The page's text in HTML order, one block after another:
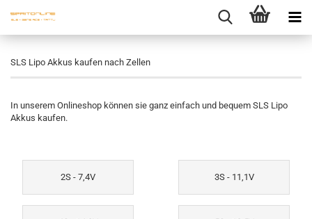
SLS Lipo Akkus kaufen nach Zellen
In unserem Onlineshop können sie ganz einfach und bequem SLS Lipo
Akkus kaufen.
2S - 7,4V 3S - 11,1V